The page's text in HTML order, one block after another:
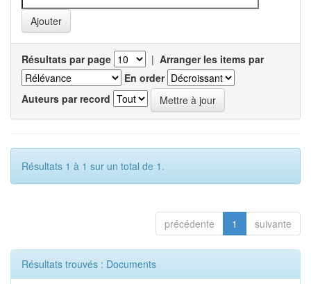
Résultats par page | Arranger les items par
En order
Auteurs par record
Résultats 1 à 1 sur un total de 1.
précédente 1 suivante
Résultats trouvés : Documents